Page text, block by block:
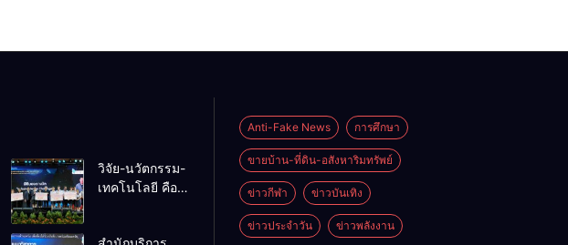
วิจัย-นวัตกรรม-
เทคโนโลยี คือ
Anti-Fake News การศึกษา
ขายบ้าน-ที่ดิน-อสังหาริมทรัพย์
ข่าวกีฬา ข่าวบันเทิง
ข่าวประจำวัน ข่าวพลังงาน